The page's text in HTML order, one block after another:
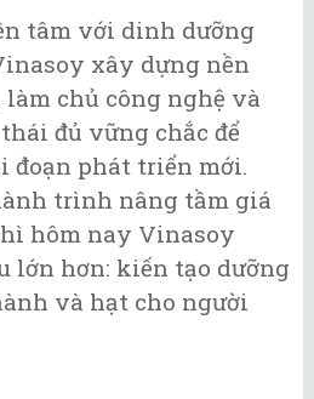
tâm với dinh dưỡng
xây dựng nền
chủ công nghệ và
đủ vững chắc để
đoạn phát triển mới.
trình nâng tầm giá
hôm nay Vinasoy
lớn hơn: kiến tạo dưỡng
và hạt cho người